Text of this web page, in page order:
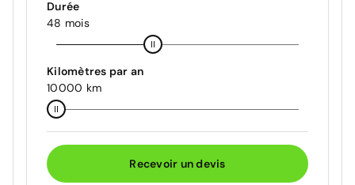
Durée
48 mois
Kilomètres par an
10000 km
Recevoir un devis